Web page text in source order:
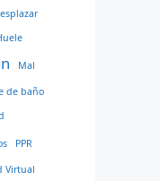
Mal
de baño
PPR
Virtual